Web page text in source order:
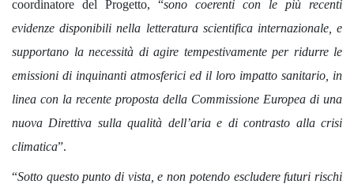
coordinatore del Progetto, “sono coerenti con le più recenti
evidenze disponibili nella letteratura scientifica internazionale, e
supportano la necessità di agire tempestivamente per ridurre le
emissioni di inquinanti atmosferici ed il loro impatto sanitario, in
linea con la recente proposta della Commissione Europea di una
nuova Direttiva sulla qualità dell’aria e di contrasto alla crisi
climatica”.
“Sotto questo punto di vista, e non potendo escludere futuri rischi